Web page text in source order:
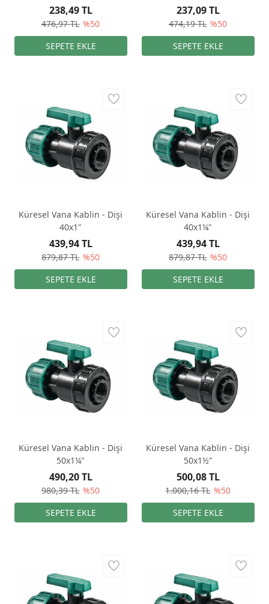
476,97 TL %50
238,49 TL
474,19 TL %50
237,09 TL
Küresel Vana Kablin - Dişi
40x1"
879,87 TL %50
439,94 TL
Küresel Vana Kablin - Dişi
40x1¼"
879,87 TL %50
439,94 TL
Küresel Vana Kablin - Dişi
50x1¼"
980,39 TL %50
490,20 TL
Küresel Vana Kablin - Dişi
50x1½"
1.000,16 TL %50
500,08 TL